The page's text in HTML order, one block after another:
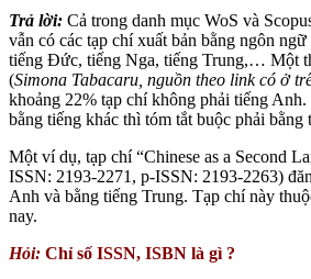
Trả lời: Cả trong danh mục WoS và
vẫn có các tạp chí xuất bản bằng ngôn
tiếng Đức, tiếng Nga, tiếng Trung,… Một
(Simona Tabacaru, nguồn theo link có ở
khoảng 22% tạp chí không phải tiếng
bằng tiếng khác thì tóm tắt buộc phải bằng
Một ví dụ, tạp chí “Chinese as a Second
ISSN: 2193-2271, p-ISSN: 2193-2263)
Anh và bằng tiếng Trung. Tạp chí này
nay.
Hỏi: Chỉ số ISSN, ISBN là gì ?